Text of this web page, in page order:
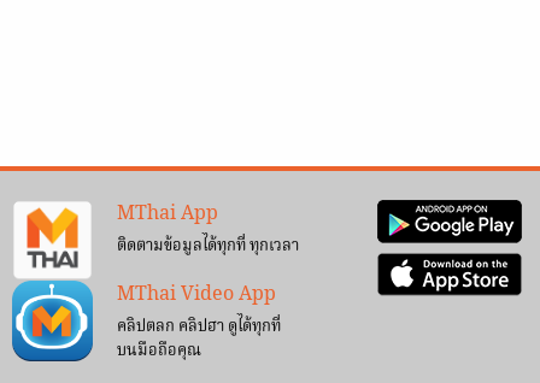
MThai App
ติดตามข้อมูลได้ทุกที่ ทุกเวลา
MThai Video App
คลิปตลก คลิปฮา ดูได้ทุกที่
บนมือถือคุณ